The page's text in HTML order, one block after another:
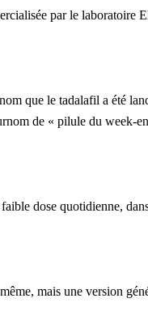
par le
que le tadalafil a été
de « pilule du week-
dose quotidienne,
mais une version